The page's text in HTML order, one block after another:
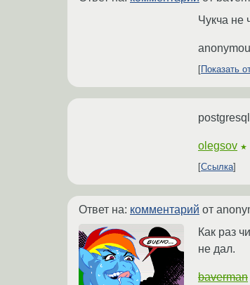
Чукча не
Показать
olegsov ★
Ссылка
Ответ на: комментарий от
Как раз
не дал.
baverman